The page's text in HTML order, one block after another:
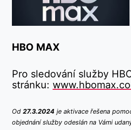
HBO MAX
Pro sledování služby
stránku:
Od 27.3.2024 je aktivace řešena
objednání služby odeslán na Vámi